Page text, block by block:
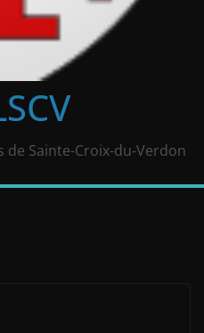
de Sainte-Croix-du-Verdon